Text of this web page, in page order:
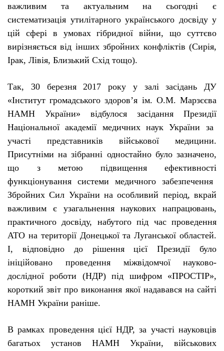
важливим та актуальним на сьогодні є
систематизація утилітарного українського досвіду у
цій сфері в умовах гібридної війни, що суттєво
вирізняється від інших збройних конфліктів (Сирія,
Ірак, Лівія, Близький Схід тощо).
Так, 30 березня 2017 року у залі засідань ДУ
«Інститут громадського здоров’я ім. О.М. Марзєєва
НАМН України» відбулося засідання Президії
Національної академії медичних наук України за
участі представників військової медицини.
Присутніми на зібранні одностайно було зазначено,
що з метою підвищення ефективності
функціонування системи медичного забезпечення
Збройних Сил України на особливий період, вкрай
важливим єузагальнення наукових напрацювань,
практичного досвіду, набутого під час проведення
АТО на територіїДонецькоїта Луганської областей.
І, відповідно до рішення цієї Президії було
ініційовано проведення міжвідомчої
науково-
дослідної роботи (НДР) під шифром «ПРОСТІР»,
короткий звіт про виконання якої надавався на сайті
НАМН України раніше.
В рамках проведення цієїНДР, за участі науковців
багатьох установ НАМН України, військових